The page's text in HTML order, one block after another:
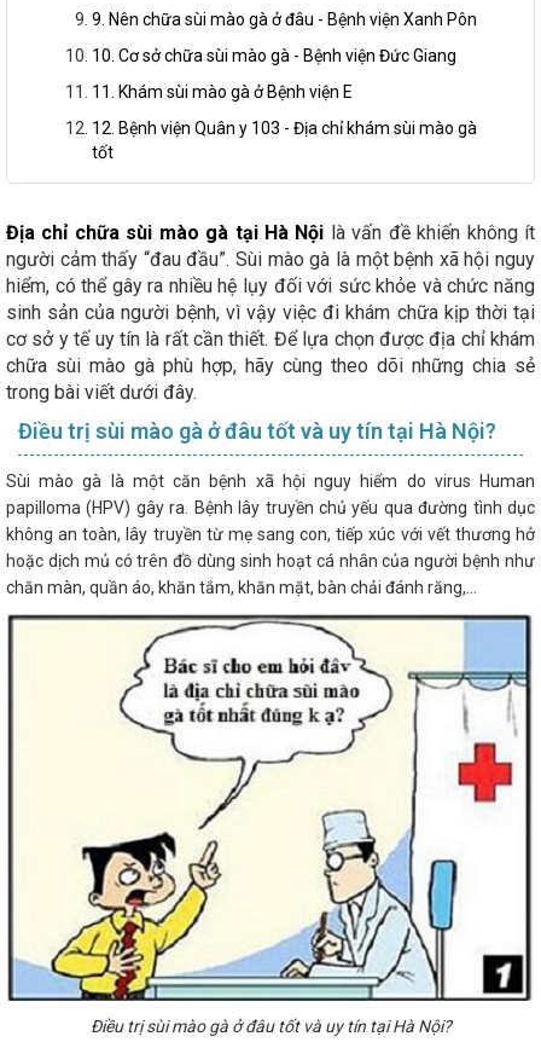
9. Nên chữa sùi mào gà ở đâu - Bệnh viện Xanh Pôn
10. Cơ sở chữa sùi mào gà - Bệnh viện Đức Giang
11. Khám sùi mào gà ở Bệnh viện E
12. Bệnh viện Quân y 103 - Địa chỉ khám sùi mào gà
tốt
Địa chỉ chữa sùi mào gà tại Hà Nội là vấn đề khiến không ít
người cảm thấy “đau đầu”. Sùi mào gà là một bệnh xã hội nguy
hiểm, có thể gây ra nhiều hệ lụy đối với sức khỏe và chức năng
sinh sản của người bệnh, vì vậy việc đi khám chữa kịp thời tại
cơ sở y tế uy tín là rất cần thiết. Để lựa chọn được địa chỉ khám
chữa sùi mào gà phù hợp, hãy cùng theo dõi những chia sẻ
trong bài viết dưới đây.
Điều trị sùi mào gà ở đâu tốt và uy tín tại Hà Nội?
Sùi mào gà là một căn bệnh xã hội nguy hiểm do virus Human
papilloma (HPV) gây ra. Bệnh lây truyền chủ yếu qua đường tình dục
không an toàn, lây truyền từ mẹ sang con, tiếp xúc với vết thương hở
hoặc dịch mủ có trên đồ dùng sinh hoạt cá nhân của người bệnh như
chăn màn, quần áo, khăn tắm, khăn mặt, bàn chải đánh răng,…
Điều trị sùi mào gà ở đâu tốt và uy tín tại Hà Nội?